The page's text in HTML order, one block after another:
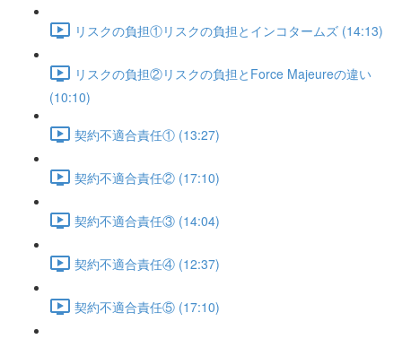
リスクの負担①リスクの負担とインコタームズ (14:13)
リスクの負担②リスクの負担とForce Majeureの違い
(10:10)
契約不適合責任① (13:27)
契約不適合責任② (17:10)
契約不適合責任③ (14:04)
契約不適合責任④ (12:37)
契約不適合責任⑤ (17:10)